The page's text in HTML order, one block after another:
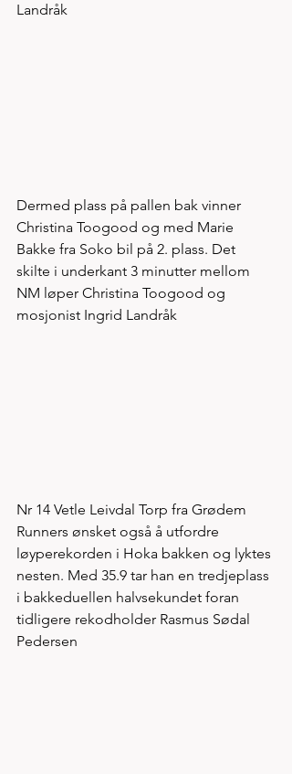
Landråk
Dermed plass på pallen bak vinner
Christina Toogood og med Marie
Bakke fra Soko bil på 2. plass. Det
skilte i underkant 3 minutter mellom
NM løper Christina Toogood og
mosjonist Ingrid Landråk
Nr 14 Vetle Leivdal Torp fra Grødem
Runners ønsket også å utfordre
løyperekorden i Hoka bakken og lyktes
nesten. Med 35.9 tar han en tredjeplass
i bakkeduellen halvsekundet foran
tidligere rekodholder Rasmus Sødal
Pedersen